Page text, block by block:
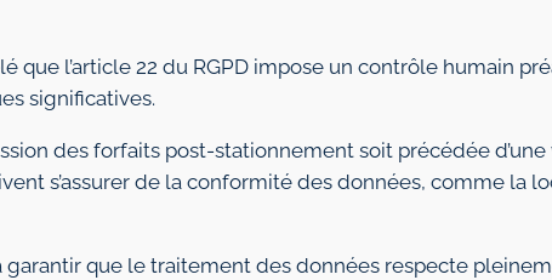
que l’article 22 du RGPD impose un contrôle humain
significatives.
des forfaits post-stationnement soit précédée
s’assurer de la conformité des données, comme la
que le traitement des données respecte